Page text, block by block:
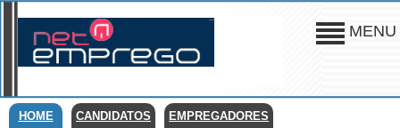
MENU
HOME CANDIDATOS EMPREGADORES